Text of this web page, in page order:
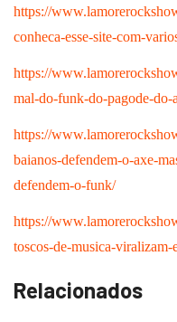
https://
conheca-esse-site-com-
https://
mal-do-funk-do-pagode-do-
https://
baianos-defendem-o-axe-
defendem-o-funk/
https://
toscos-de-musica-viralizam-
Relacionados